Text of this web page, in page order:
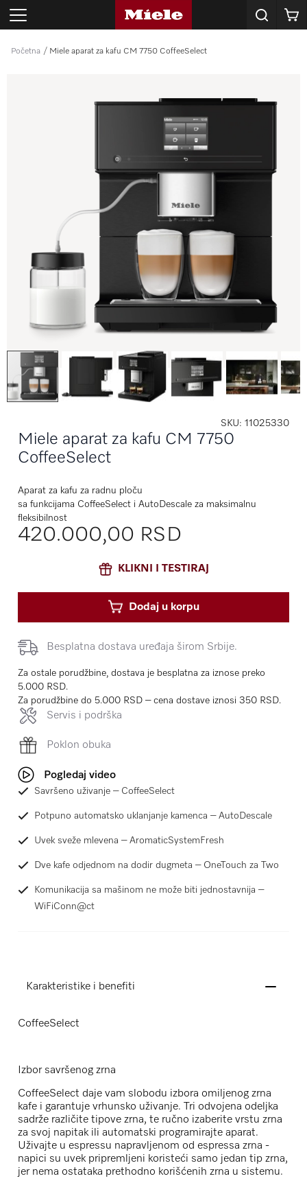
Korpa
Početna Miele aparat za kafu CM 7750 CoffeeSelect
SKU 11025330
Miele aparat za kafu CM 7750
CoffeeSelect
Aparat za kafu za radnu ploču
sa funkcijama CoffeeSelect i AutoDescale za maksimalnu
fleksibilnost
420.000,00 RSD
KLIKNI I TESTIRAJ
adresa
*
Dodaj u korpu
Besplatna dostava uređaja širom Srbije.
Za ostale porudžbine, dostava je besplatna za iznose preko
5.000 RSD.
Za porudžbine do 5.000 RSD – cena dostave iznosi 350 RSD.
Servis i podrška
Poklon obuka
Pogledaj video
Savršeno uživanje – CoffeeSelect
Potpuno automatsko uklanjanje kamenca – AutoDescale
Uvek sveže mlevena – AromaticSystemFresh
Dve kafe odjednom na dodir dugmeta – OneTouch za Two
Komunikacija sa mašinom ne može biti jednostavnija –
WiFiConn@ct
Karakteristike i benefiti
CoffeeSelect
Izbor savršenog zrna
CoffeeSelect daje vam slobodu izbora omiljenog zrna
kafe i garantuje vrhunsko uživanje. Tri odvojena odeljka
sadrže različite tipove zrna, te ručno izaberite vrstu zrna
za svoj napitak ili automatski programirajte aparat.
Uživajte u espressu napravljenom od espressa zrna -
napici su uvek pripremljeni koristeći samo jedan tip zrna,
jer nema ostataka prethodno korišćenih zrna u sistemu.